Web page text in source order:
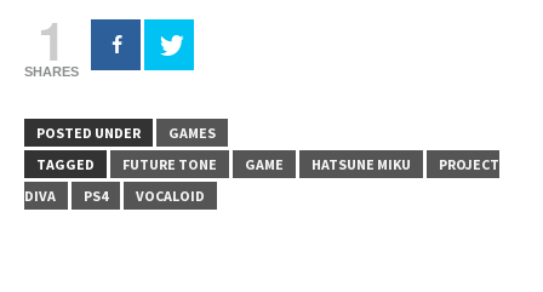
1
SHARES
POSTED UNDER
GAMES
TAGGED
FUTURE TONE GAME HATSUNE MIKU
PROJECT
DIVA
PS4 VOCALOID